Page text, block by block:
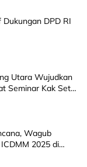
DPD RI
Utara Wujudkan
Seminar Kak Seto,
Wagub
2025 di